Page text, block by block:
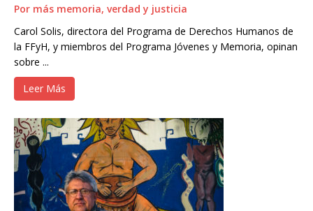
Por más memoria, verdad y justicia
Carol Solis, directora del Programa de Derechos Humanos de
la FFyH, y miembros del Programa Jóvenes y Memoria, opinan
sobre ...
Leer Más